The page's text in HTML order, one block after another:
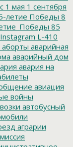
1 мая 1 сентября
летие Победы 8
85
Instagram L-410
аборты аварийная
аварийный дом
авария на
авиация
войны
автобусный
аграрии